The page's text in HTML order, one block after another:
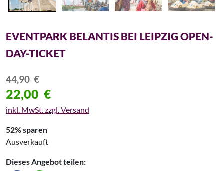
EVENTPARK BELANTIS BEI LEIPZIG OPEN-
DAY-TICKET
44,90€
22,00 €
inkl. MwSt. zzgl. Versand
52% sparen
Ausverkauft
Dieses Angebot teilen: